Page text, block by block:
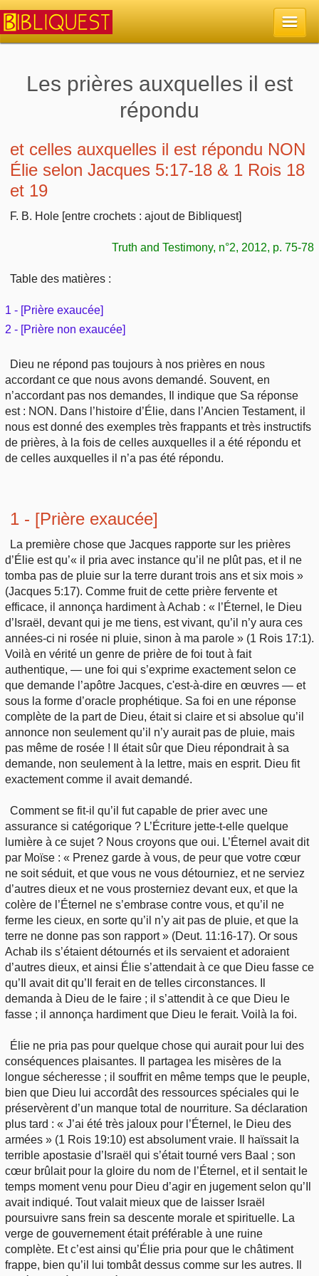
Retour à l'accueil
Quoi de neuf sur Bibliquest
Sujets d'actualité
Outils
Paramètres
La Bible
Lisez la Bible
Écoutez la Bible
Études et commentaires par passage
Versets Classés
Lecture Journalière
Sujets
La Bible
Mort, résurrection
L'Église, l'Assemblée
Prophétie
Vie pratique
Mariage, famille
Sujets de A à Z
Études et commentaires par passage
Personnages bibliques
Commentaires journaliers
COURS Bibliques - GUIDES de lecture
Pour débuter
Rechercher dans le site
Ouvrages de A à Z
Auteurs de A à Z
Rechercher dans la Bible
Sommaires
Aperçus Livres de la Bible
Autres FAQ
Les prières auxquelles il est
répondu
et celles auxquelles il est répondu NON
Élie selon Jacques 5:17-18 & 1 Rois 18
et 19
F. B. Hole [entre crochets : ajout de Bibliquest]
Truth and Testimony, n°2, 2012, p. 75-78
Table des matières :
1 - [Prière exaucée]
2 - [Prière non exaucée]
Dieu ne répond pas toujours à nos prières en nous
accordant ce que nous avons demandé. Souvent, en
n’accordant pas nos demandes, Il indique que Sa réponse
est : NON. Dans l’histoire d’Élie, dans l’Ancien Testament, il
nous est donné des exemples très frappants et très instructifs
de prières, à la fois de celles auxquelles il a été répondu et
de celles auxquelles il n’a pas été répondu.
1 - [Prière exaucée]
La première chose que Jacques rapporte sur les prières
d’Élie est qu’« il pria avec instance qu’il ne plût pas, et il ne
tomba pas de pluie sur la terre durant trois ans et six mois »
(Jacques 5:17). Comme fruit de cette prière fervente et
efficace, il annonça hardiment à Achab : « l’Éternel, le Dieu
d’Israël, devant qui je me tiens, est vivant, qu’il n’y aura ces
années-ci ni rosée ni pluie, sinon à ma parole » (1 Rois 17:1).
Voilà en vérité un genre de prière de foi tout à fait
authentique, — une foi qui s’exprime exactement selon ce
que demande l’apôtre Jacques, c'est-à-dire en œuvres — et
sous la forme d’oracle prophétique. Sa foi en une réponse
complète de la part de Dieu, était si claire et si absolue qu’il
annonce non seulement qu’il n’y aurait pas de pluie, mais
pas même de rosée ! Il était sûr que Dieu répondrait à sa
demande, non seulement à la lettre, mais en esprit. Dieu fit
exactement comme il avait demandé.
Comment se fit-il qu’il fut capable de prier avec une
assurance si catégorique ? L’Écriture jette-t-elle quelque
lumière à ce sujet ? Nous croyons que oui. L’Éternel avait dit
par Moïse : « Prenez garde à vous, de peur que votre cœur
ne soit séduit, et que vous ne vous détourniez, et ne serviez
d’autres dieux et ne vous prosterniez devant eux, et que la
colère de l’Éternel ne s’embrase contre vous, et qu’il ne
ferme les cieux, en sorte qu’il n’y ait pas de pluie, et que la
terre ne donne pas son rapport » (Deut. 11:16-17). Or sous
Achab ils s’étaient détournés et ils servaient et adoraient
d’autres dieux, et ainsi Élie s’attendait à ce que Dieu fasse ce
qu’Il avait dit qu’Il ferait en de telles circonstances. Il
demanda à Dieu de le faire ; il s’attendit à ce que Dieu le
fasse ; il annonça hardiment que Dieu le ferait. Voilà la foi.
Élie ne pria pas pour quelque chose qui aurait pour lui des
conséquences plaisantes. Il partagea les misères de la
longue sécheresse ; il souffrit en même temps que le peuple,
bien que Dieu lui accordât des ressources spéciales qui le
préservèrent d’un manque total de nourriture. Sa déclaration
plus tard : « J’ai été très jaloux pour l’Éternel, le Dieu des
armées » (1 Rois 19:10) est absolument vraie. Il haïssait la
terrible apostasie d’Israël qui s’était tourné vers Baal ; son
cœur brûlait pour la gloire du nom de l’Éternel, et il sentait le
temps moment venu pour Dieu d’agir en jugement selon qu’Il
avait indiqué. Tout valait mieux que de laisser Israël
poursuivre sans frein sa descente morale et spirituelle. La
verge de gouvernement était préférable à une ruine
complète. Et c’est ainsi qu’Élie pria pour que le châtiment
frappe, bien qu’il lui tombât dessus comme sur les autres. Il